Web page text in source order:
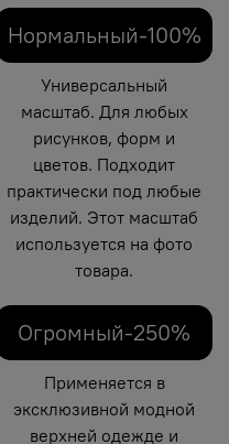
Нормальный-100%
Универсальный
масштаб. Для любых
рисунков, форм и
цветов. Подходит
практически под любые
изделий. Этот масштаб
используется на фото
товара.
Огромный-250%
Применяется в
эксклюзивной модной
верхней одежде и